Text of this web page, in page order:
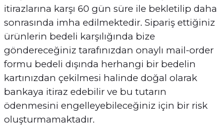
itirazlarına karşı 60 gün süre ile bekletilip daha
sonrasında imha edilmektedir. Sipariş ettiğiniz
ürünlerin bedeli karşılığında bize
göndereceğiniz tarafınızdan onaylı mail-order
formu bedeli dışında herhangi bir bedelin
kartınızdan çekilmesi halinde doğal olarak
bankaya itiraz edebilir ve bu tutarın
ödenmesini engelleyebileceğiniz için bir risk
oluşturmamaktadır.